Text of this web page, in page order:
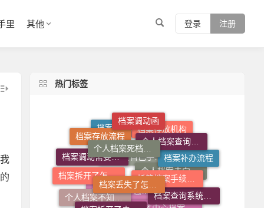
登录 注册
里 其他
热门标签
档案在自己手里怎么办
个人档案去向查询
个人档案不知道在哪儿怎么查
档案调动需要什么手续
档案查询入口档案存放机构
档案补办流程
档案查询系统官网
档案在自己手里怎么放到人才市场
档案拆开了去哪里封
档案拆开了怎么补救
档案存放流程
档案调动函
个人档案查询系统
托管档案手续如何办理
档案丢失了怎么补
个人档案死档激活